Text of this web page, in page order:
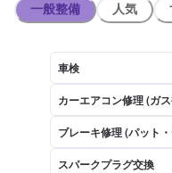
一般整備 人気
車検
カーエアコン修理 (ガ
ブレーキ修理 (パット
スパークプラグ交換